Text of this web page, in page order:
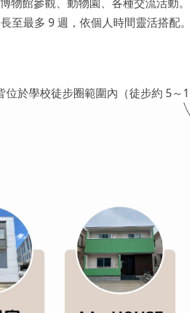
至最多 9 週，依個人時間靈活搭配。
位於學校徒步圈範圍內（徒步約 5～